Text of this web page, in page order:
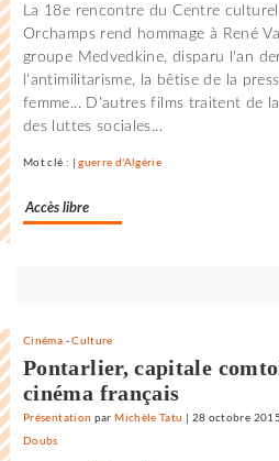
La 18e rencontre du Centre
Orchamps rend hommage à René
groupe Medvedkine, disparu l'an
l'antimilitarisme, la bêtise de la
femme... D'autres films traitent de
des luttes sociales...
Mot clé : |guerre d'Algérie
Accès libre
vous
maintenant
Cinéma -Culture
Pontarlier, capitale
cinéma français
Présentation parMichèle Tatu | 28 octobre 2015
Doubs